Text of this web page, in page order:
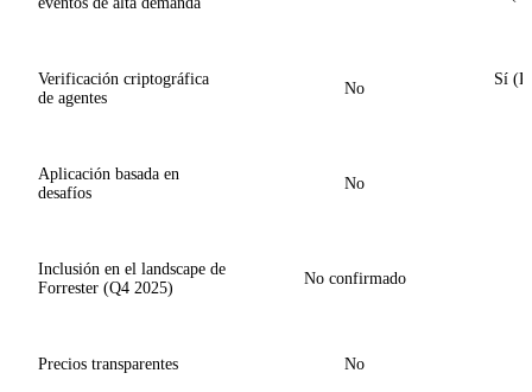
Verificación criptográfica
de agentes
No
Sí
Aplicación basada en
desafíos
No
Inclusión en el landscape de
Forrester (Q4 2025)
No confirmado
Precios transparentes No